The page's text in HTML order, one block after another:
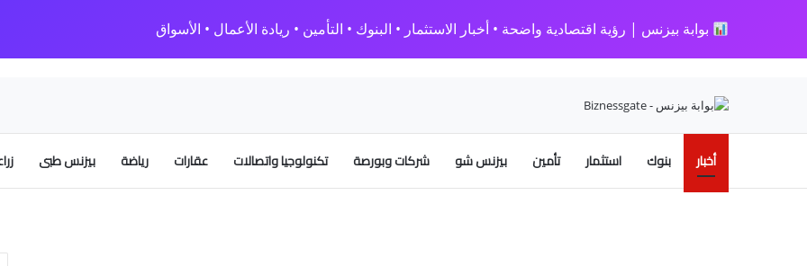
بوابة بيزنس | رؤية اقتصادية واضحة • أخبار الاستثمار • البنوك • التأمين • ريادة الأعمال • الأسواق
أخبار بنوك استثمار تأمين بيزنس شو شركات وبورصة تكنولوجيا واتصالات عقارات رياضة بيزنس طبى